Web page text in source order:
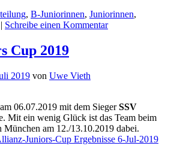
, B-Juniorinnen, Juniorinnen,
| Schreibe einen Kommentar
Cup 2019
2019 von Uwe Vieth
06.07.2019 mit dem SiegerSSV
Mit ein wenig Glück ist das Team beim
am 12./13.10.2019 dabei.
Juniors-Cup Ergebnisse 6-Jul-2019